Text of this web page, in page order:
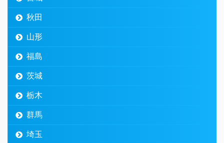
秋田
山形
福島
茨城
栃木
群馬
埼玉